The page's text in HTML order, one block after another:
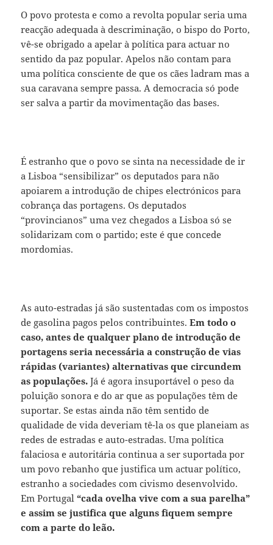
O povo protesta e como a revolta popular seria uma
reacção adequada à descriminação, o bispo do Porto,
vê-se obrigado a apelar à política para actuar no
sentido da paz popular. Apelos não contam para
uma política consciente de que os cães ladram mas a
sua caravana sempre passa. A democracia só pode
ser salva a partir da movimentação das bases.
É estranho que o povo se sinta na necessidade de ir
a Lisboa “sensibilizar” os deputados para não
apoiarem a introdução de chipes electrónicos para
cobrança das portagens. Os deputados
“provincianos” uma vez chegados a Lisboa só se
solidarizam com o partido; este é que concede
mordomias.
As auto-estradas já são sustentadas com os impostos
de gasolina pagos pelos contribuintes.Em todo o
caso, antes de qualquer plano de introdução de
portagens seria necessária a construção de vias
rápidas (variantes) alternativas que circundem
as populações. Já é agora insuportável o peso da
poluição sonora e do ar que as populações têm de
suportar. Se estas ainda não têm sentido de
qualidade de vida deveriam tê-la os que planeiam as
redes de estradas e auto-estradas. Uma política
falaciosa e autoritária continua a ser suportada por
um povo rebanho que justifica um actuar político,
estranho a sociedades com civismo desenvolvido.
Em Portugal“cada ovelha vive com a sua parelha”
e assim se justifica que alguns fiquem sempre
com a parte do leão.